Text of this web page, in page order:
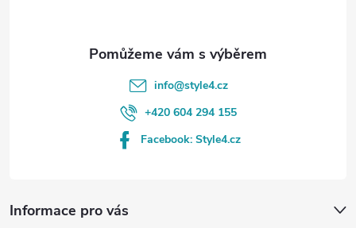
Informace pro vás
info@style4.cz
+420 604 294 155
Facebook: Style4.cz